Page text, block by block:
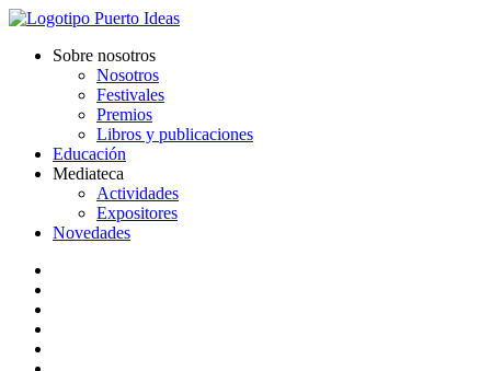
Sobre nosotros
Nosotros
Festivales
Premios
Libros y publicaciones
Educación
Mediateca
Actividades
Expositores
Novedades